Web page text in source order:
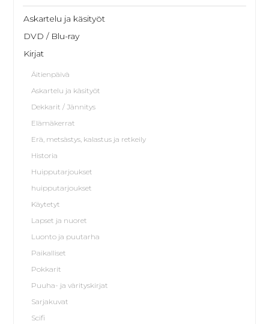
Askartelu ja käsityöt
DVD / Blu-ray
Kirjat
Äitienpäivä
Askartelu ja käsityöt
Dekkarit / Jännitys
Elämäkerrat
Erä, metsästys, kalastus ja retkeily
Historia
Huipputarjoukset
huipputarjoukset
Käytetyt
Lapset ja nuoret
Luonto ja puutarha
Paikalliset
Pokkarit
Puuha- ja värityskirjat
Sarjakuvat
Scifi